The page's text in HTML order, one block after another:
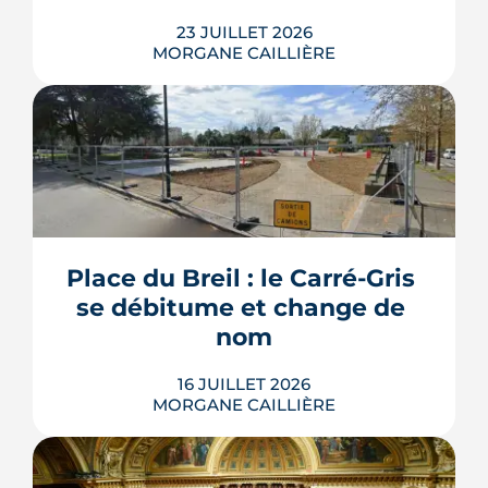
23 JUILLET 2026
MORGANE CAILLIÈRE
Les travaux modificatifs acquéreur
(TMA) permettent de personnaliser les
plans d'un logement en VEFA, sous
réserve de la faisabilité technique et de
l'accord du promoteur. Distincts des
livraison, ces aménagements
s'encadrent par un contrat spécifique
Place du Breil : le Carré-Gris
se débitume et change de
nom
16 JUILLET 2026
MORGANE CAILLIÈRE